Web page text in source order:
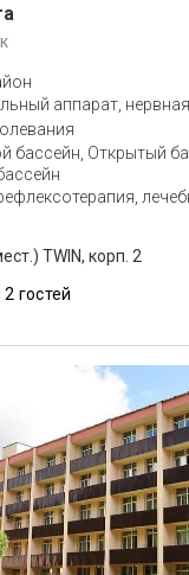
аппарат,
бассейн, Открытый
TWIN, корп. 2
гостей